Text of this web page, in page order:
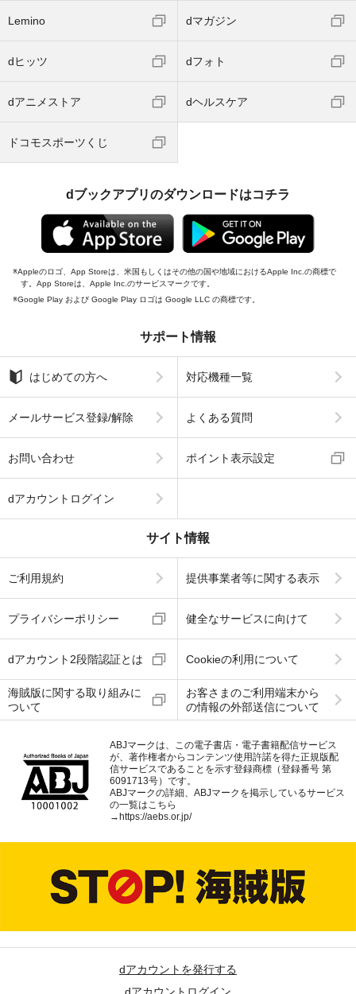
Lemino dマガジン
dヒッツ dフォト
dアニメストア dヘルスケア
ドコモスポーツくじ
dブックアプリのダウンロードはコチラ
Appleのロゴ、App Storeは、米国もしくはその他の国や地域におけるApple Inc.の商標で
す。App Storeは、Apple Inc.のサービスマークです。
Google Play および Google Play ロゴは Google LLC の商標です。
サポート情報
はじめての方へ 対応機種一覧
メールサービス登録/解除 よくある質問
お問い合わせ ポイント表示設定
dアカウントログイン
サイト情報
ご利用規約 提供事業者等に関する表示
プライバシーポリシー 健全なサービスに向けて
dアカウント2段階認証とは Cookieの利用について
海賊版に関する取り組みに
ついて
お客さまのご利用端末から
の情報の外部送信について
ABJマークは、この電子書店・電子書籍配信サービス
が、著作権者からコンテンツ使用許諾を得た正規版配
信サービスであることを示す登録商標（登録番号 第
6091713号）です。
ABJマークの詳細、ABJマークを掲示しているサービス
の一覧はこちら
→ https://aebs.or.jp/
dアカウントを発行する